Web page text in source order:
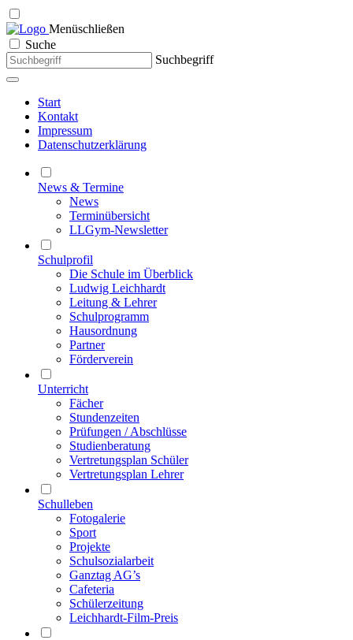
Menüschließen
Suche
Suchbegriff
Start
Kontakt
Impressum
Datenschutzerklärung
News & Termine
News
Terminübersicht
LLGym-Newsletter
Schulprofil
Die Schule im Überblick
Ludwig Leichhardt
Leitung & Lehrer
Schulprogramm
Hausordnung
Partner
Förderverein
Unterricht
Fächer
Stundenzeiten
Prüfungen / Abschlüsse
Studienberatung
Vertretungsplan Schüler
Vertretungsplan Lehrer
Schulleben
Fotogalerie
Sport
Projekte
Schulsozialarbeit
Ganztag AG’s
Cafeteria
Schülerzeitung
Leichhardt-Film-Preis